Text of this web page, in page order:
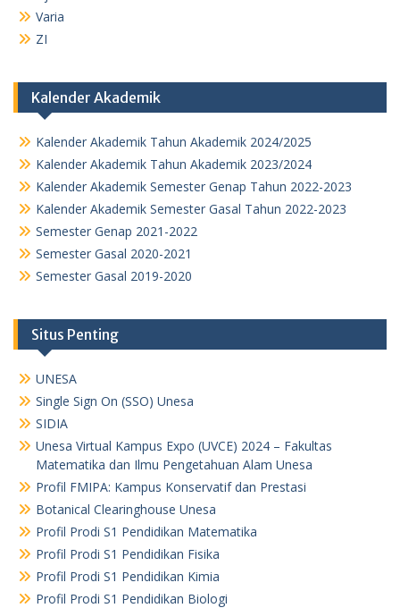
Varia
ZI
Kalender Akademik
Kalender Akademik Tahun Akademik 2024/2025
Kalender Akademik Tahun Akademik 2023/2024
Kalender Akademik Semester Genap Tahun 2022-2023
Kalender Akademik Semester Gasal Tahun 2022-2023
Semester Genap 2021-2022
Semester Gasal 2020-2021
Semester Gasal 2019-2020
Situs Penting
UNESA
Single Sign On (SSO) Unesa
SIDIA
Unesa Virtual Kampus Expo (UVCE) 2024 – Fakultas
Matematika dan Ilmu Pengetahuan Alam Unesa
Profil FMIPA: Kampus Konservatif dan Prestasi
Botanical Clearinghouse Unesa
Profil Prodi S1 Pendidikan Matematika
Profil Prodi S1 Pendidikan Fisika
Profil Prodi S1 Pendidikan Kimia
Profil Prodi S1 Pendidikan Biologi